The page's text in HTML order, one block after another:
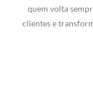
quem volta
clientes e